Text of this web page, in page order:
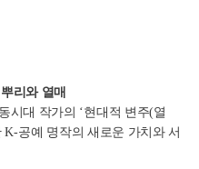
뿌리와 열매
시대 작가의 ‘현대적 변주(열
K-공예 명작의 새로운 가치와 서